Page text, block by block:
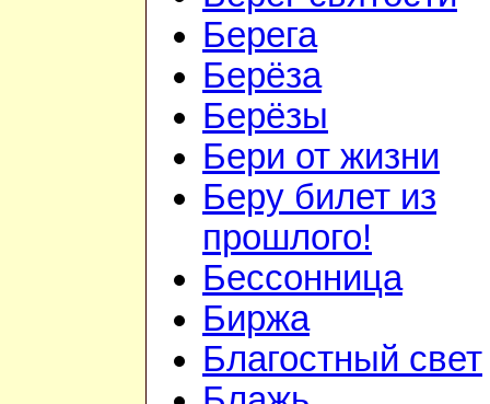
Берега
Берёза
Берёзы
Бери от жизни
Беру билет из
прошлого!
Бессонница
Биржа
Благостный свет